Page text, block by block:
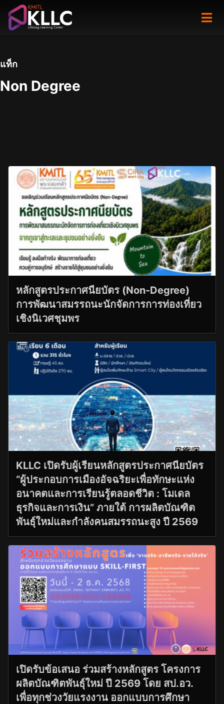
content
แท็ก
Non Degree
หลักสูตรประกาศนียบัตร (Non-Degree)
การพัฒนาสมรรถนะนักจัดการการท่องเที่ยว
เชิงนิเวศชุมพร
KLLC เปิดรับผู้เรียนหลักสูตรประกาศนียบัตร
“ผู้ประกอบการเมืองอัจฉริยะเพื่อทักษะแห่ง
อนาคตและการเรียนรู้ตลอดชีวิต : โมเดล
ธุรกิจและการเงิน” ภายใต้ การผลิตบัณฑิต
พันธุ์ใหม่และกำลังคนสมรรถนะสูง ปี 2569
เปิดรับข้อเสนอ ร่วมสร้างหลักสูตร โครงการ
ผลิตบัณฑิตพันธุ์ใหม่ ปี 2569 โดย สป.อว.
เพื่อทุกช่วงวัยแรงงาน ออกแบบการศึกษา